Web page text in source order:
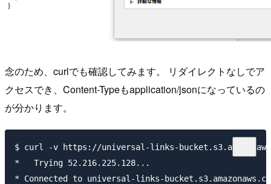
念のため、curlでも確認してみます。 リダイレクトなしでア
クセスでき、Content-Typeもapplication/jsonになっているの
が分かります。
$ curl -v https://universal-links-
*   Trying 52.216.225.128...
* Connected to universal-links-